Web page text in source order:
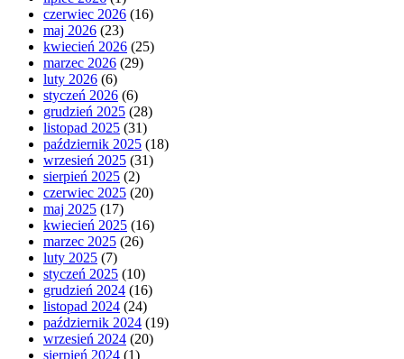
czerwiec 2026 (16)
maj 2026 (23)
kwiecień 2026 (25)
marzec 2026 (29)
luty 2026 (6)
styczeń 2026 (6)
grudzień 2025 (28)
listopad 2025 (31)
październik 2025 (18)
wrzesień 2025 (31)
sierpień 2025 (2)
czerwiec 2025 (20)
maj 2025 (17)
kwiecień 2025 (16)
marzec 2025 (26)
luty 2025 (7)
styczeń 2025 (10)
grudzień 2024 (16)
listopad 2024 (24)
październik 2024 (19)
wrzesień 2024 (20)
sierpień 2024 (1)